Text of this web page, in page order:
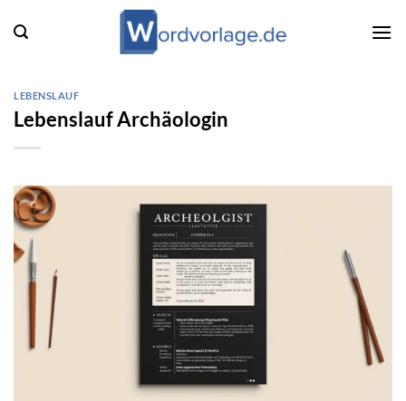
Inhalt
LEBENSLAUF
Lebenslauf Archäologin